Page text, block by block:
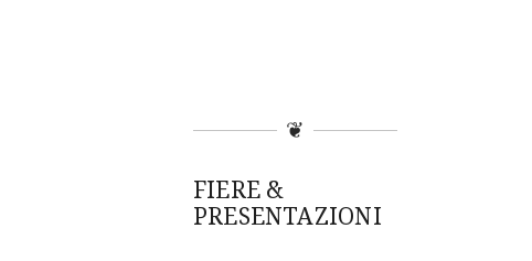
❦
FIERE &
PRESENTAZIONI